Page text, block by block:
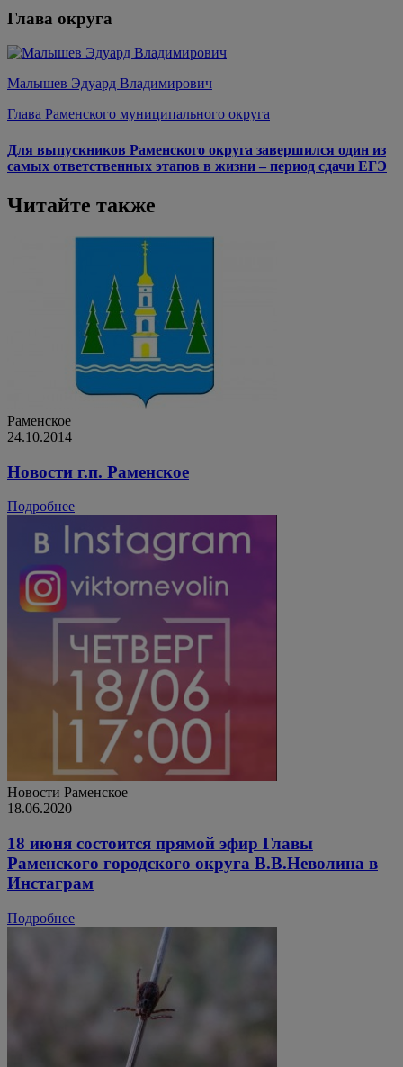
Глава округа
Малышев Эдуард Владимирович
Глава Раменского муниципального округа
Для выпускников Раменского округа завершился один из
самых ответственных этапов в жизни – период сдачи ЕГЭ
Читайте также
Раменское
24.10.2014
Новости г.п. Раменское
Подробнее
Новости Раменское
18.06.2020
18 июня состоится прямой эфир Главы
Раменского городского округа В.В.Неволина в
Инстаграм
Подробнее